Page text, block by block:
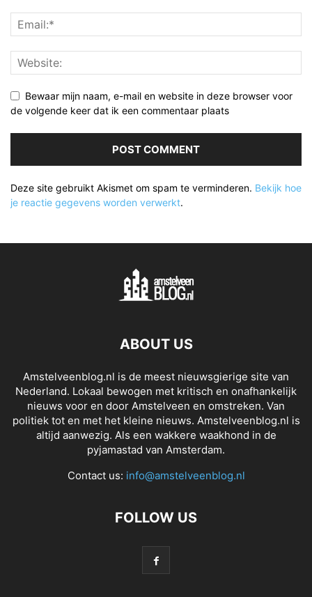
Bewaar mijn naam, e-mail en website in deze browser voor
de volgende keer dat ik een commentaar plaats
Deze site gebruikt Akismet om spam te verminderen. Bekijk hoe
je reactie gegevens worden verwerkt.
ABOUT US
Amstelveenblog.nl is de meest nieuwsgierige site van
Nederland. Lokaal bewogen met kritisch en onafhankelijk
nieuws voor en door Amstelveen en omstreken. Van
politiek tot en met het kleine nieuws. Amstelveenblog.nl is
altijd aanwezig. Als een wakkere waakhond in de
pyjamastad van Amsterdam.
Contact us: info@amstelveenblog.nl
FOLLOW US